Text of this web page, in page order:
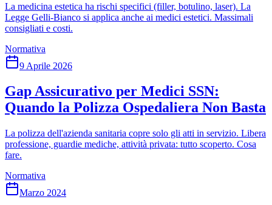
La medicina estetica ha rischi specifici (filler, botulino, laser). La
Legge Gelli-Bianco si applica anche ai medici estetici. Massimali
consigliati e costi.
Normativa
9 Aprile 2026
Gap Assicurativo per Medici SSN:
Quando la Polizza Ospedaliera Non Basta
La polizza dell'azienda sanitaria copre solo gli atti in servizio. Libera
professione, guardie mediche, attività privata: tutto scoperto. Cosa
fare.
Normativa
Marzo 2024